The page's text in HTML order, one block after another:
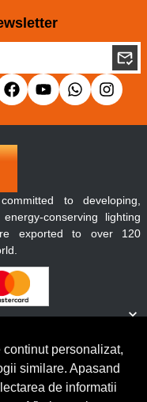
to developing,
conserving lighting
exported to over 120
personalizat,
similare. Apasand
de informatii